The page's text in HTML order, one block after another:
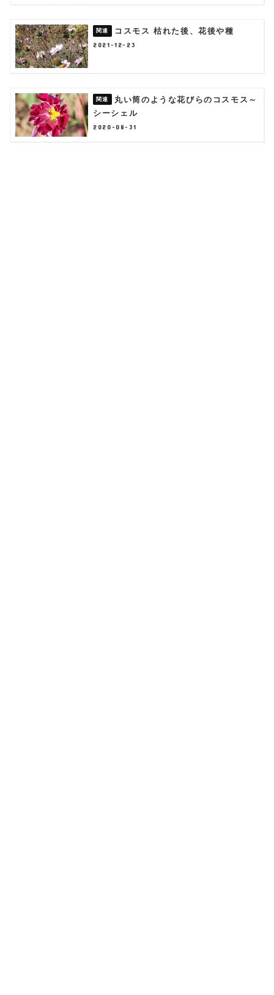
コスモス 枯れた後、花後や種
2021-12-23
丸い筒のような花びらのコスモス～
シーシェル
2020-08-31